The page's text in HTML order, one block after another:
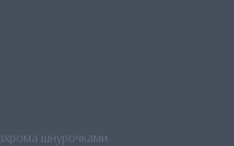
шнурочками